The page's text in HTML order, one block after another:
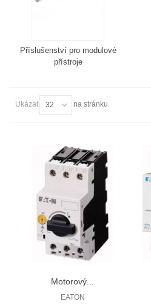
Příslušenství pro modulové
přístroje
Ukázat 32 na stránku
Motorový...
EATON